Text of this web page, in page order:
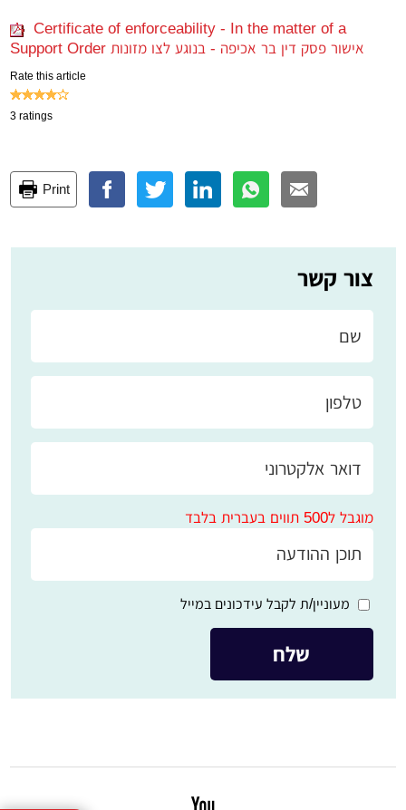
צור קשר
מוגבל ל500 תווים בעברית בלבד
מעוניין/ת לקבל עידכונים במייל
Certificate of enforceability - In the matter of a
Support Order אישור פסק דין בר אכיפה - בנוגע לצו מזונות
Rate this article
3 ratings
Print